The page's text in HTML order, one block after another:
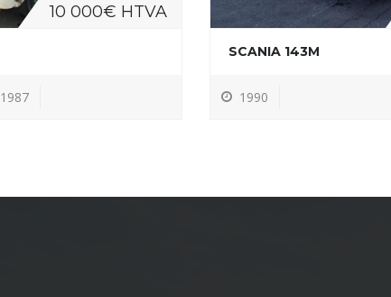
10 000€ HTVA
1987
SCANIA 143M
1990